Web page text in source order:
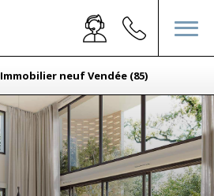
Immobilier neuf Vendée (85)